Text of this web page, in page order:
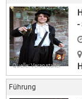
Quelle: Veranstalter
-
Führung